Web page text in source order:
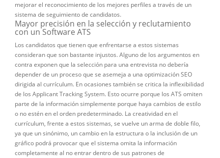
mejorar el reconocimiento de los mejores perfiles a través de un
sistema de seguimiento de candidatos.
Mayor precisión en la selección y reclutamiento
con un Software ATS
Los candidatos que tienen que enfrentarse a estos sistemas
consideran que son bastante injustos. Alguno de los argumentos en
contra exponen que la selección para una entrevista no debería
depender de un proceso que se asemeja a una optimización SEO
dirigida al currículum. En ocasiones también se critica la inflexibilidad
de los Applicant Tracking System. Esto ocurre porque los ATS omiten
parte de la información simplemente porque haya cambios de estilo
o no estén en el orden predeterminado. La creatividad en el
currículum, frente a estos sistemas, se vuelve un arma de doble filo,
ya que un sinónimo, un cambio en la estructura o la inclusión de un
gráfico podrá provocar que el sistema omita la información
completamente al no entrar dentro de sus patrones de